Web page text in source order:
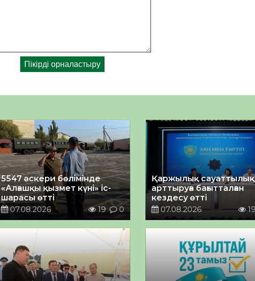
5547 әскери бөлімінде
«Алғашқы қызмет күні» іс-
шарасы өтті
07.08.2026
19 0
Қаржылық
арттыруға бағытталған
кездесу өтті
07.08.2026